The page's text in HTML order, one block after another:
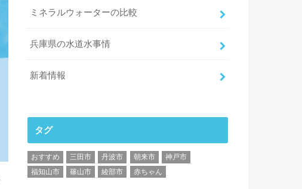
ミネラルウォーターの比較
兵庫県の水道水事情
新着情報
タグ
おすすめ 三田市 丹波市 朝来市
神戸市
福知山市
篠山市 綾部市 赤ちゃん